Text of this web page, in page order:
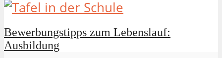
Bewerbungstipps zum Lebenslauf:
Ausbildung